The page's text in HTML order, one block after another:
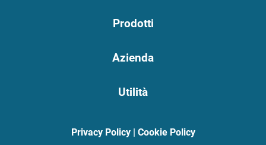
Prodotti
Azienda
Utilità
Privacy Policy| Cookie Policy